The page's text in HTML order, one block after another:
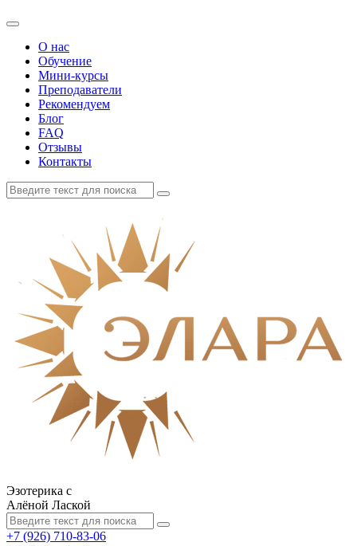
О нас
Обучение
Мини-курсы
Преподаватели
Рекомендуем
Блог
FAQ
Отзывы
Контакты
Эзотерика с
Алёной Лаской
+7 (926) 710-83-06